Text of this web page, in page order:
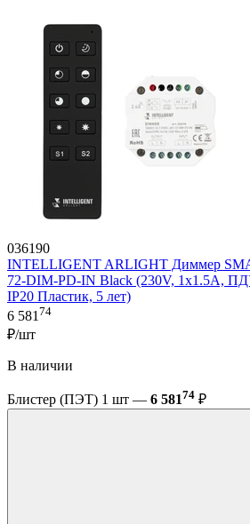
036190
INTELLIGENT ARLIGHT Диммер
72-DIM-PD-IN Black (230V, 1x1.5A,
IP20 Пластик, 5 лет)
6 581 74
₽/шт
В наличии
Блистер (ПЭТ) 1 шт — 6 58174 ₽